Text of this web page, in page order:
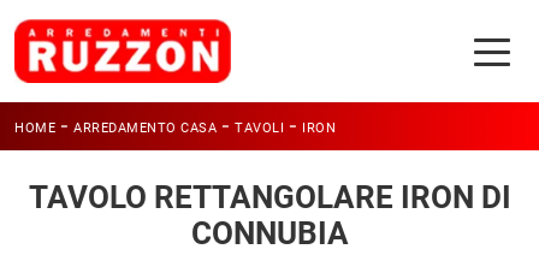
HOME - ARREDAMENTO CASA - TAVOLI - IRON
TAVOLO RETTANGOLARE IRON DI
CONNUBIA